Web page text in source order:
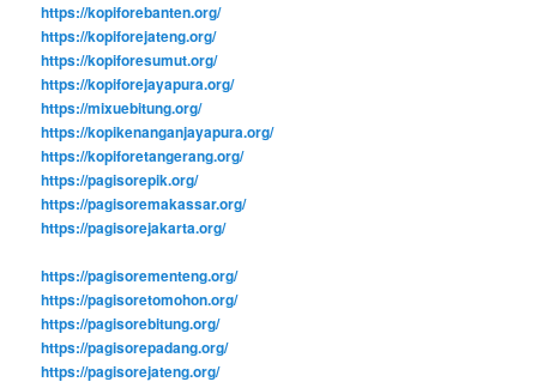
https://kopiforebanten.org/
https://kopiforejateng.org/
https://kopiforesumut.org/
https://kopiforejayapura.org/
https://mixuebitung.org/
https://kopikenanganjayapura.org/
https://kopiforetangerang.org/
https://pagisorepik.org/
https://pagisoremakassar.org/
https://pagisorejakarta.org/
https://pagisorementeng.org/
https://pagisoretomohon.org/
https://pagisorebitung.org/
https://pagisorepadang.org/
https://pagisorejateng.org/